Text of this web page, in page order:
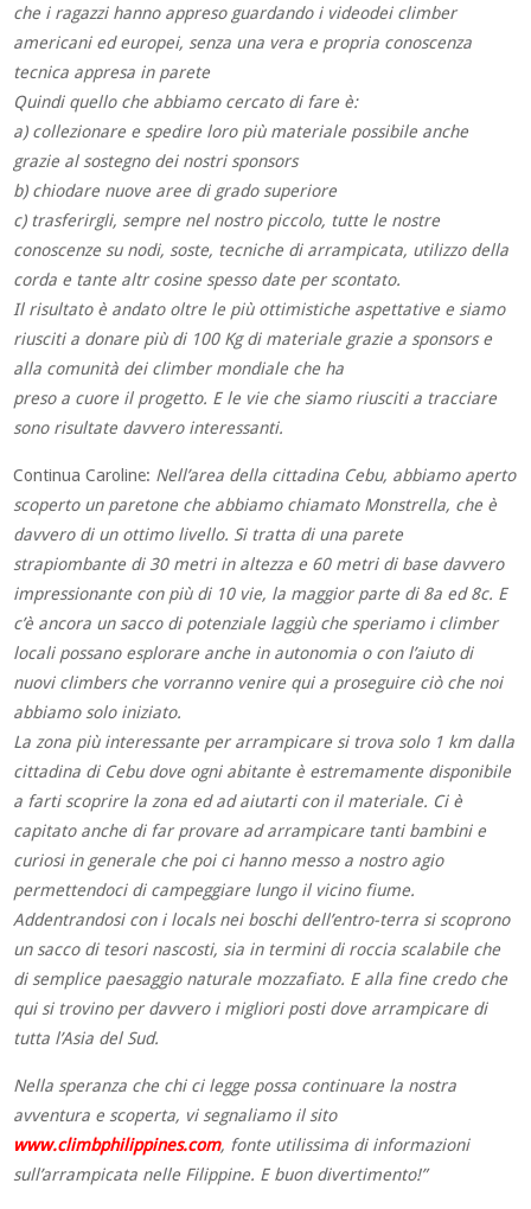
che i ragazzi hanno appreso guardando i videodei climber
americani ed europei, senza una vera e propria conoscenza
tecnica appresa in parete
Quindi quello che abbiamo cercato di fare è:
a) collezionare e spedire loro più materiale possibile anche
grazie al sostegno dei nostri sponsors
b) chiodare nuove aree di grado superiore
c) trasferirgli, sempre nel nostro piccolo, tutte le nostre
conoscenze su nodi, soste, tecniche di arrampicata, utilizzo della
corda e tante altr cosine spesso date per scontato.
Il risultato è andato oltre le più ottimistiche aspettative e siamo
riusciti a donare più di 100 Kg di materiale grazie a sponsors e
alla comunità dei climber mondiale che ha
preso a cuore il progetto. E le vie che siamo riusciti a tracciare
sono risultate davvero interessanti.
Continua Caroline: Nell’area della cittadina Cebu, abbiamo aperto
scoperto un paretone che abbiamo chiamato Monstrella, che è
davvero di un ottimo livello. Si tratta di una parete
strapiombante di 30 metri in altezza e 60 metri di base davvero
impressionante con più di 10 vie, la maggior parte di 8a ed 8c. E
c’è ancora un sacco di potenziale laggiù che speriamo i climber
locali possano esplorare anche in autonomia o con l’aiuto di
nuovi climbers che vorranno venire qui a proseguire ciò che noi
abbiamo solo iniziato.
La zona più interessante per arrampicare si trova solo 1 km dalla
cittadina di Cebu dove ogni abitante è estremamente disponibile
a farti scoprire la zona ed ad aiutarti con il materiale. Ci è
capitato anche di far provare ad arrampicare tanti bambini e
curiosi in generale che poi ci hanno messo a nostro agio
permettendoci di campeggiare lungo il vicino fiume.
Addentrandosi con i locals nei boschi dell’entro-terra si scoprono
un sacco di tesori nascosti, sia in termini di roccia scalabile che
di semplice paesaggio naturale mozzafiato. E alla fine credo che
qui si trovino per davvero i migliori posti dove arrampicare di
tutta l’Asia del Sud.
Nella speranza che chi ci legge possa continuare la nostra
avventura e scoperta, vi segnaliamo il sito
www.climbphilippines.com, fonte utilissima di informazioni
sull’arrampicata nelle Filippine. E buon divertimento!”